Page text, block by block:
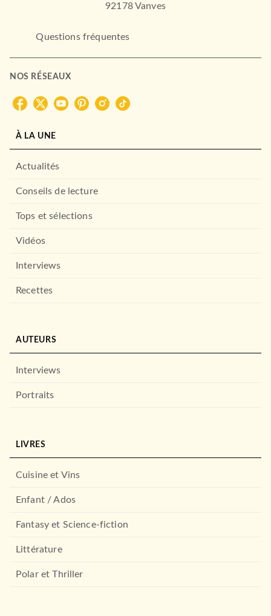
92178 Vanves
Questions fréquentes
NOS RÉSEAUX
À LA UNE
Actualités
Conseils de lecture
Tops et sélections
Vidéos
Interviews
Recettes
AUTEURS
Interviews
Portraits
LIVRES
Cuisine et Vins
Enfant / Ados
Fantasy et Science-fiction
Littérature
Polar et Thriller